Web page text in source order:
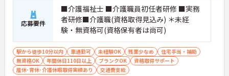
応募要件
■介護福祉士 ■介護職員初任者研修 ■実務
者研修■介護職(資格取得見込み) ＊未経
験・無資格可(資格保有者は尚可)
駅から徒歩10分以内 車通勤可 未経験OK 残業少なめ
住宅手当・補助
無資格OK
年間休日110日以上 ブランクOK
資格取得サポート
産休･育休･介護休暇取得実績あり
交通費支給